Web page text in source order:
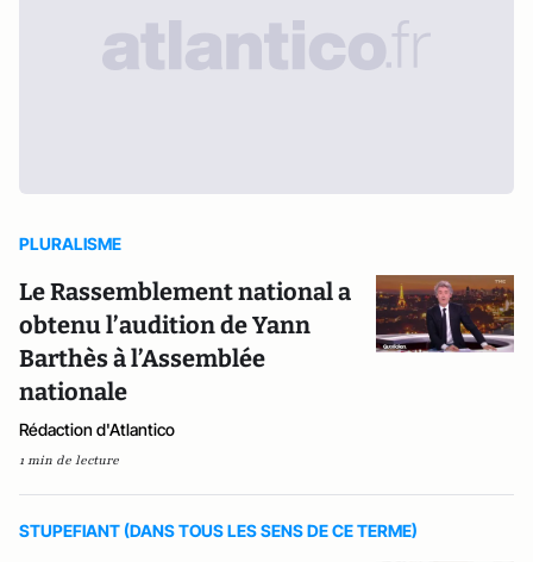
PLURALISME
Le Rassemblement national a
obtenu l’audition de Yann
Barthès à l’Assemblée
nationale
Rédaction d'Atlantico
1 min de lecture
STUPEFIANT (DANS TOUS LES SENS DE CE TERME)